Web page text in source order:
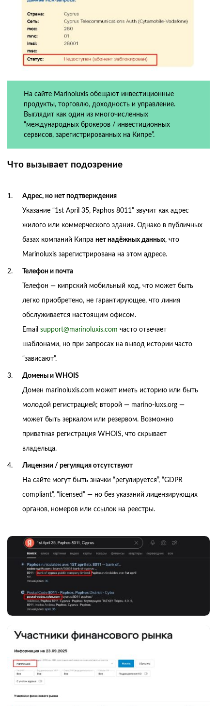
На сайте Marinoluxis обещают инвестиционные
продукты, торговлю, доходность и управление.
Выглядит как один из многочисленных
“международных брокеров / инвестиционных
сервисов, зарегистрированных на Кипре”.
Что вызывает подозрение
Адрес, но нет подтверждения
Указание “1st April 35, Paphos 8011” звучит как адрес
жилого или коммерческого здания. Однако в публичных
базах компаний Кипра нет надёжных данных, что
Marinoluxis зарегистрирована на этом адресе.
Телефон и почта
Телефон — кипрский мобильный код, что может быть
легко приобретено, не гарантирующее, что линия
обслуживается настоящим офисом.
Email support@marinoluxis.com часто отвечает
шаблонами, но при запросах на вывод истории часто
“зависают”.
Домены и WHOIS
Домен marinoluxis.com может иметь историю или быть
молодой регистрацией; второй — marino-luxs.org —
может быть зеркалом или резервом. Возможно
приватная регистрация WHOIS, что скрывает
владельца.
Лицензии / регуляция отсутствуют
На сайте могут быть значки “регулируется”, “GDPR
compliant”, “licensed” — но без указаний лицензирующих
органов, номеров или ссылок на реестры.